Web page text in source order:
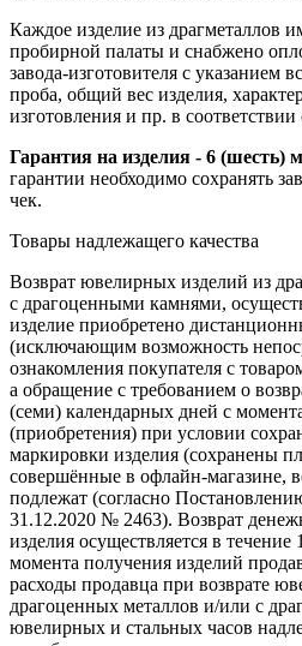
Каждое изделие из драгметаллов
пробирной палаты и снабжено
завода-изготовителя с указанием
проба, общий вес изделия,
изготовления и пр. в
Гарантия на изделия - 6 (шесть)
гарантии необходимо сохранять
чек.
Товары надлежащего качества
Возврат ювелирных изделий из
с драгоценными камнями,
изделие приобретено
(исключающим возможность
ознакомления покупателя с
а обращение с требованием о
(семи) календарных дней с
(приобретения) при условии
маркировки изделия (сохранены
совершённые в офлайн-магазине,
подлежат (согласно
31.12.2020 № 2463). Возврат
изделия осуществляется в
момента получения изделий
расходы продавца при возврате
драгоценных металлов и/или с
ювелирных и стальных часов